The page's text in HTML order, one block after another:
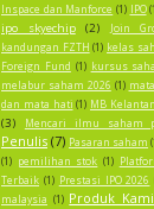
Inspace dan Manforce (1) IPO
ipo skyechip (2) Join
kandungan FZTH (1) kelas
Foreign Fund (1) kursus
melabur saham 2026 (1)
dan mata hati (1) MB Kelantan
(3)
Mencari ilmu saham
Penulis (7) Pasaran saham
(1) pemilihan stok (1)
Terbaik (1) Prestasi IPO 2026
malaysia (1) Produk Kami